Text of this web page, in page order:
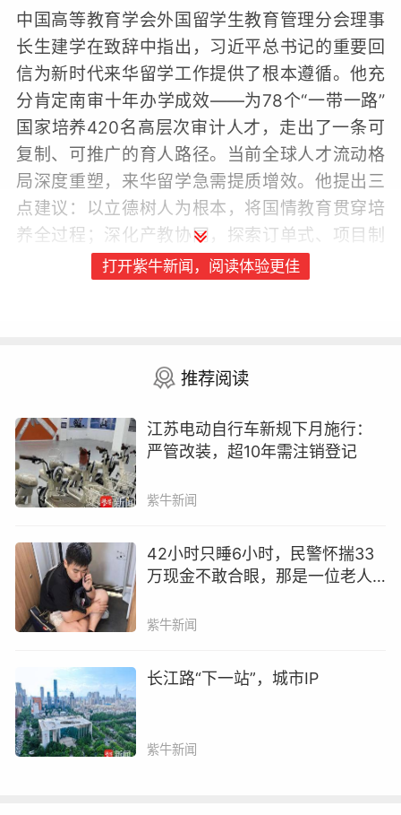
中国高等教育学会外国留学生教育管理分会理事
长生建学在致辞中指出，习近平总书记的重要回
信为新时代来华留学工作提供了根本遵循。他充
分肯定南审十年办学成效——为78个“一带一路”
国家培养420名高层次审计人才，走出了一条可
复制、可推广的育人路径。当前全球人才流动格
局深度重塑，来华留学急需提质增效。他提出三
点建议：以立德树人为根本，将国情教育贯穿培
养全过程；深化产教协同，探索订单式、项目制
培养新范式；拓宽文明互鉴渠道，培育善于沟通
来华留学工作近年来规模稳步扩大，质量持续提
将从三个方面持续落实回信精神：一是全链条严
把招生培养毕业关口，建强师资和管理队伍，让
留学生学有所获；二是优化国情教育课程，打造
“锦绣江苏”“悦读江苏”品牌，让留学生沉浸式感受
当好中外交流使者，持续培育知华友华高层次人
才。
南京审计大学党委书记董必荣在致辞中介绍了学
校来华留学教育的探索历程。他表示，高层次来
华留学生培养要注重专业培养，让留学生掌握技
能、理解制度逻辑，成为真正的专业骨干；要让
留学生理解中国的发展逻辑与治理模式，实现从
打开紫牛新闻，阅读体验更佳
推荐阅读
江苏电动自行车新规下月施行：
严管改装，超10年需注销登记
紫牛新闻
42小时只睡6小时，民警怀揣33
万现金不敢合眼，那是一位老人
紫牛新闻
长江路“下一站”，城市IP
紫牛新闻